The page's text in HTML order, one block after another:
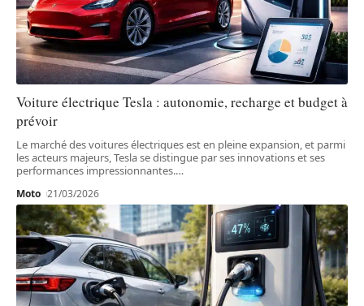
Voiture électrique Tesla : autonomie, recharge et budget à
prévoir
Le marché des voitures électriques est en pleine expansion, et parmi
les acteurs majeurs, Tesla se distingue par ses innovations et ses
performances impressionnantes.…
Moto 21/03/2026